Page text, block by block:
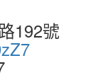
192號